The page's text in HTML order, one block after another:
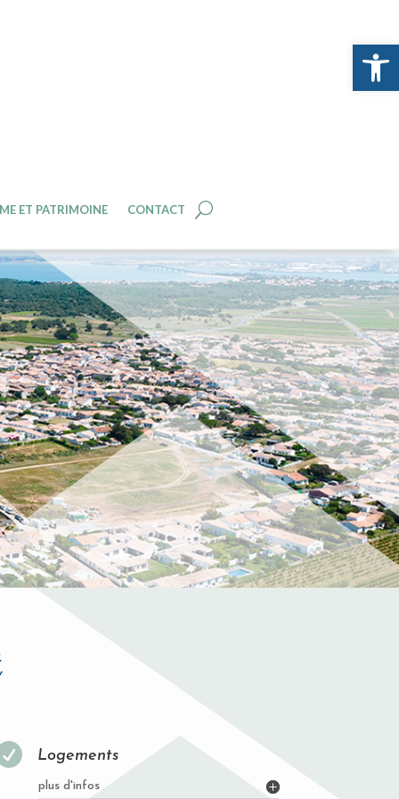
Ouvrir
ET PATRIMOINE CONTACT
Logements
plus d'infos